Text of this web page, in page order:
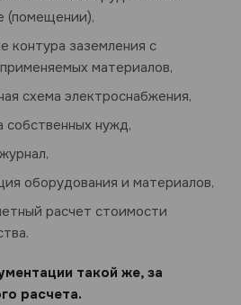
(помещении),
контура заземления с
материалов,
схема электроснабжения,
собственных нужд,
оборудования и материалов,
расчет стоимости
такой же, за
расчета.